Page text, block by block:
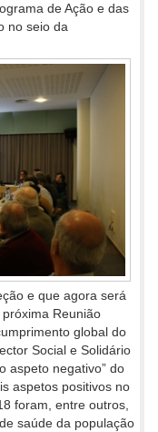
de Ação e das
no seio da
e que agora será
Reunião
global do
Social e Solidário
aspeto negativo” do
aspetos positivos no
foram, entre outros,
saúde da população